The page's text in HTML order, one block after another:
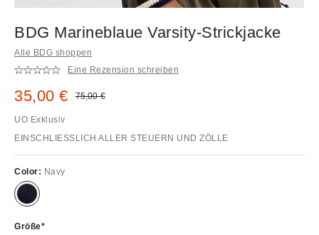
BDG Marineblaue Varsity-Strickjacke
Alle BDG shoppen
Eine Rezension schreiben
Sale Preis:
35,00 € Original Preis:
75,00 €
UO Exklusiv
EINSCHLIESSLICH ALLER STEUERN UND ZÖLLE
Color: Navy
Größe